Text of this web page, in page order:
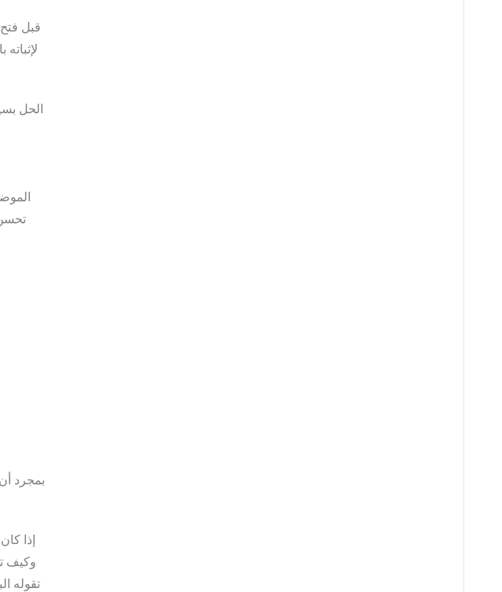
قبل
الحل
بمجرد
إذا
وكيف
تقوله